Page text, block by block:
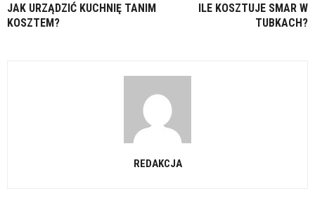
JAK URZĄDZIĆ KUCHNIĘ TANIM
KOSZTEM?
ILE KOSZTUJE SMAR W
TUBKACH?
REDAKCJA